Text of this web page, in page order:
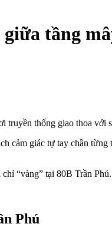
tầng
truyền thống giao thoa với
cảm giác tự tay chần
“vàng” tại 80B Trần Phú.
Phú